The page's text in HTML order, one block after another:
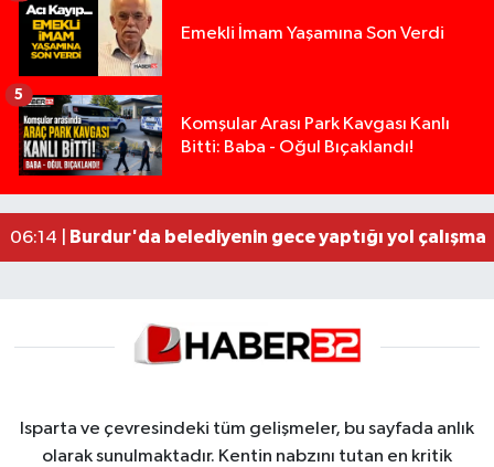
Emekli İmam Yaşamına Son Verdi
Komşular Arası Park Kavgası Kanlı
Bitti: Baba - Oğul Bıçaklandı!
5
13:48 |Tarsus'taki silahlı kavgada ölü sayısı 2'ye
09:47 |Tarsus'ta silahlı kavga: Kuzenlerden biri öldü,
09:44 |Yasal sınırın yaklaşık 10 katı alkollü çıkan
06:14 |
Burdur'da belediyenin gece yaptığı yol
Isparta ve çevresindeki tüm gelişmeler, bu sayfada anlık
olarak sunulmaktadır. Kentin nabzını tutan en kritik